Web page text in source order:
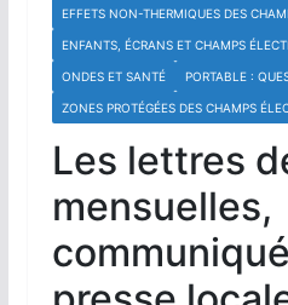
EFFETS NON-THERMIQUES DES
ENFANTS, ÉCRANS ET CHAMPS
ONDES ET ​SANTÉ PORTABLE :
ZONES PROTÉGÉES DES CHAMPS
Les lettres
mensuelles,